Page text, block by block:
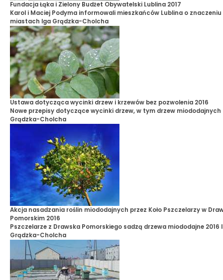
Fundacja Łąka i Zielony Budżet Obywatelski Lublina 2017
Karol i Maciej Podyma informowali mieszkańców Lublina o znaczeniu
miastach Iga Grądzka-Cholcha
Ustawa dotycząca wycinki drzew i krzewów bez pozwolenia 2016
Nowe przepisy dotyczące wycinki drzew, w tym drzew miododajnych
Grądzka-Cholcha
Akcja nasadzania roślin miododajnych przez Koło Pszczelarzy w
Pomorskim 2016
Pszczelarze z Drawska Pomorskiego sadzą drzewa miododajne 2016
Grądzka-Cholcha